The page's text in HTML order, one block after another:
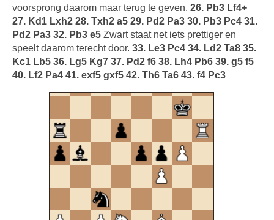
voorsprong daarom maar terug te geven. 26. Pb3 Lf4+
27. Kd1 Lxh2 28. Txh2 a5 29. Pd2 Pa3 30. Pb3 Pc4 31.
Pd2 Pa3 32. Pb3 e5 Zwart staat net iets prettiger en
speelt daarom terecht door. 33. Le3 Pc4 34. Ld2 Ta8 35.
Kc1 Lb5 36. Lg5 Kg7 37. Pd2 f6 38. Lh4 Pb6 39. g5 f5
40. Lf2 Pa4 41. exf5 gxf5 42. Th6 Ta6 43. f4 Pc3